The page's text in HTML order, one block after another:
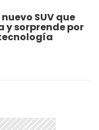
SUV que
y sorprende por